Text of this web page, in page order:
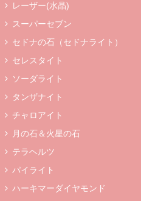
レーザー(水晶)
スーパーセブン
セドナの石（セドナライト）
セレスタイト
ソーダライト
タンザナイト
チャロアイト
月の石＆火星の石
テラヘルツ
パイライト
ハーキマーダイヤモンド